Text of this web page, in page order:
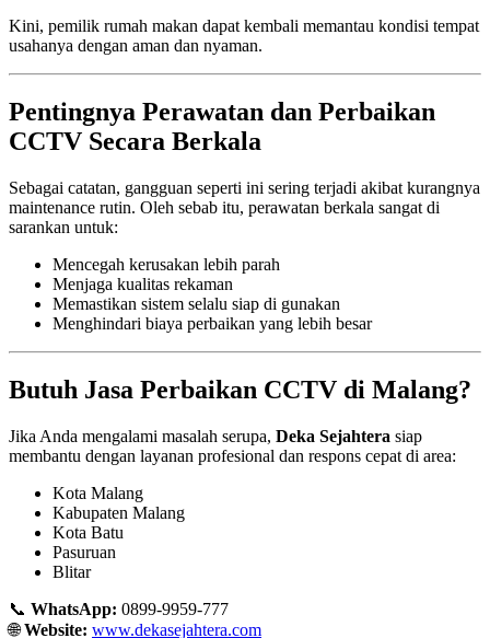
Kini, pemilik rumah makan dapat kembali memantau kondisi tempat
usahanya dengan aman dan nyaman.
Pentingnya Perawatan dan Perbaikan
CCTV Secara Berkala
Sebagai catatan, gangguan seperti ini sering terjadi akibat kurangnya
maintenance rutin. Oleh sebab itu, perawatan berkala sangat di
sarankan untuk:
Mencegah kerusakan lebih parah
Menjaga kualitas rekaman
Memastikan sistem selalu siap di gunakan
Menghindari biaya perbaikan yang lebih besar
Butuh Jasa Perbaikan CCTV di Malang?
Jika Anda mengalami masalah serupa, Deka Sejahtera siap
membantu dengan layanan profesional dan respons cepat di area:
Kota Malang
Kabupaten Malang
Kota Batu
Pasuruan
Blitar
📞 WhatsApp: 0899-9959-777
🌐Website: www.dekasejahtera.com